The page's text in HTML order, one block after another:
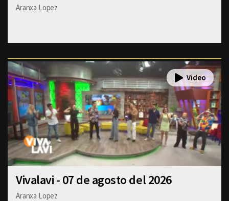
Aranxa Lopez
Vivalavi - 07 de agosto del 2026
Aranxa Lopez